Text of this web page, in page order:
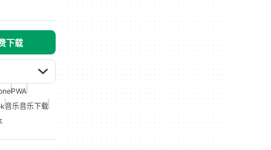
下载
PWA
音乐音乐下载